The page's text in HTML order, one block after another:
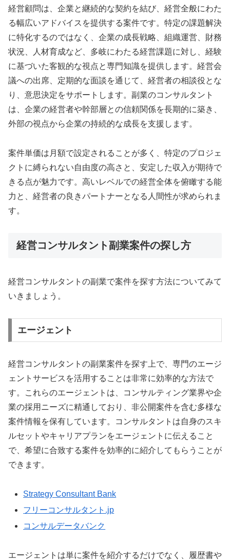
経営顧問は、企業と継続的な契約を結び、経営全般にわた
る幅広いアドバイスを提供する案件です。特定の課題解決
に特化するのではなく、企業の成長戦略、組織運営、財務
状況、人材育成など、多岐にわたる経営課題に対し、経験
に基づいた客観的な視点と専門知識を提供します。経営会
議への出席、定期的な面談を通じて、経営者の相談役とな
り、意思決定をサポートします。副業のコンサルタント
は、企業の経営者や幹部層との信頼関係を長期的に築き、
外部の視点から企業の持続的な成長を支援します。
案件単価は月額で設定されることが多く、特定のプロジェ
クトに縛られない自由度の高さと、安定した収入が期待で
きる点が魅力です。高いレベルでの経営全体を俯瞰する能
力と、経営者の良きパートナーとなる人間性が求められま
す。
経営コンサルタント副業案件の探し方
経営コンサルタントの副業で案件を探す方法についてみて
いきましょう。
エージェント
経営コンサルタントの副業案件を探す上で、専門のエージ
ェントサービスを活用することは非常に効率的な方法で
す。これらのエージェントは、コンサルティング業界や企
業の採用ニーズに精通しており、非公開案件を含む多様な
案件情報を保有しています。コンサルタントは自身のスキ
ルセットやキャリアプランをエージェントに伝えること
で、希望に合致する案件を効率的に紹介してもらうことが
できます。
Strategy Consultant Bank
フリーコンサルタント.jp
コンサルデータバンク
エージェントは単に案件を紹介するだけでなく、履歴書や